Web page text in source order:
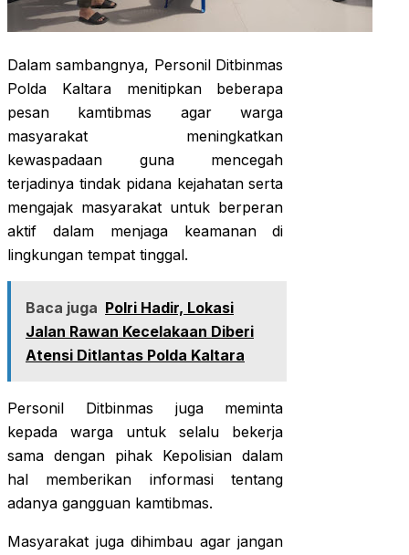
Dalam sambangnya, Personil Ditbinmas
Polda Kaltara menitipkan beberapa
pesan kamtibmas agar warga
masyarakat meningkatkan
kewaspadaan guna mencegah
terjadinya tindak pidana kejahatan serta
mengajak masyarakat untuk berperan
aktif dalam menjaga keamanan di
lingkungan tempat tinggal.
Baca juga Polri Hadir, Lokasi
Jalan Rawan Kecelakaan Diberi
Atensi Ditlantas Polda Kaltara
Personil Ditbinmas juga meminta
kepada warga untuk selalu bekerja
sama dengan pihak Kepolisian dalam
hal memberikan informasi tentang
adanya gangguan kamtibmas.
Masyarakat juga dihimbau agar jangan